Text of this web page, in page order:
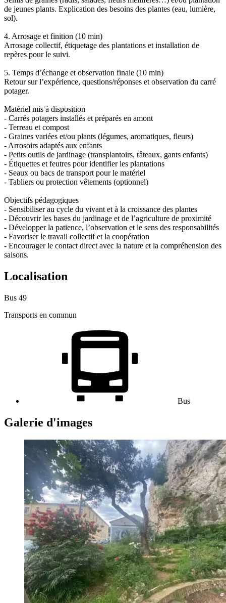
de jeunes plants. Explication des besoins des plantes (eau, lumière,
sol).
4. Arrosage et finition (10 min)
Arrosage collectif, étiquetage des plantations et installation de
repères pour le suivi.
5. Temps d’échange et observation finale (10 min)
Retour sur l’expérience, questions/réponses et observation du carré
potager.
Matériel mis à disposition
- Carrés potagers installés et préparés en amont
- Terreau et compost
- Graines variées et/ou plants (légumes, aromatiques, fleurs)
- Arrosoirs adaptés aux enfants
- Petits outils de jardinage (transplantoirs, râteaux, gants enfants)
- Étiquettes et feutres pour identifier les plantations
- Seaux ou bacs de transport pour le matériel
- Tabliers ou protection vêtements (optionnel)
Objectifs pédagogiques
- Sensibiliser au cycle du vivant et à la croissance des plantes
- Découvrir les bases du jardinage et de l’agriculture de proximité
- Développer la patience, l’observation et le sens des responsabilités
- Favoriser le travail collectif et la coopération
- Encourager le contact direct avec la nature et la compréhension des
saisons.
Localisation
Bus 49
Transports en commun
Bus
Galerie d'images